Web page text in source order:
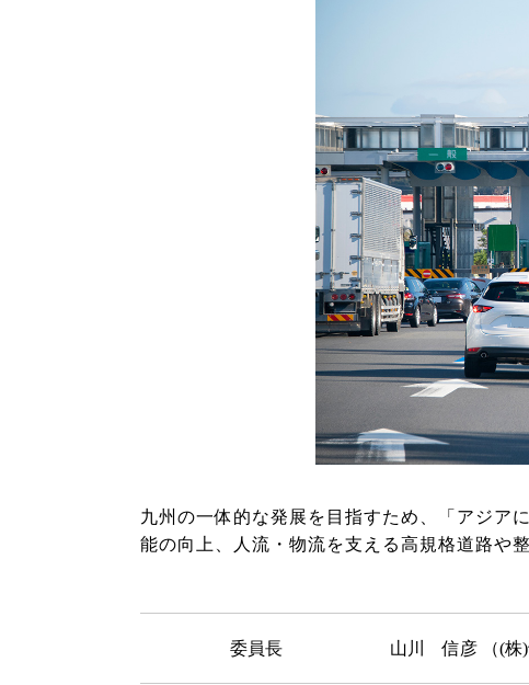
九州の一体的な発展を目指すため、「アジア
能の向上、人流・物流を支える高規格道路や
委員長 山川 信彦 （(株